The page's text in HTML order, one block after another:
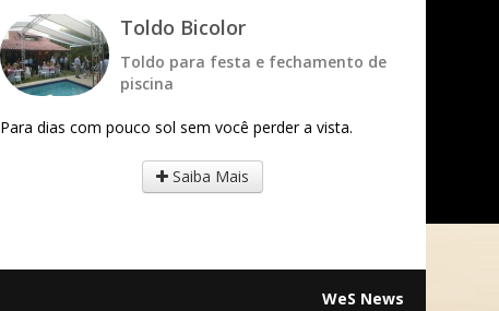
Toldo Bicolor
Toldo para festa e fechamento de
piscina
Para dias com pouco sol sem você perder a vista.
Saiba Mais
WeS News